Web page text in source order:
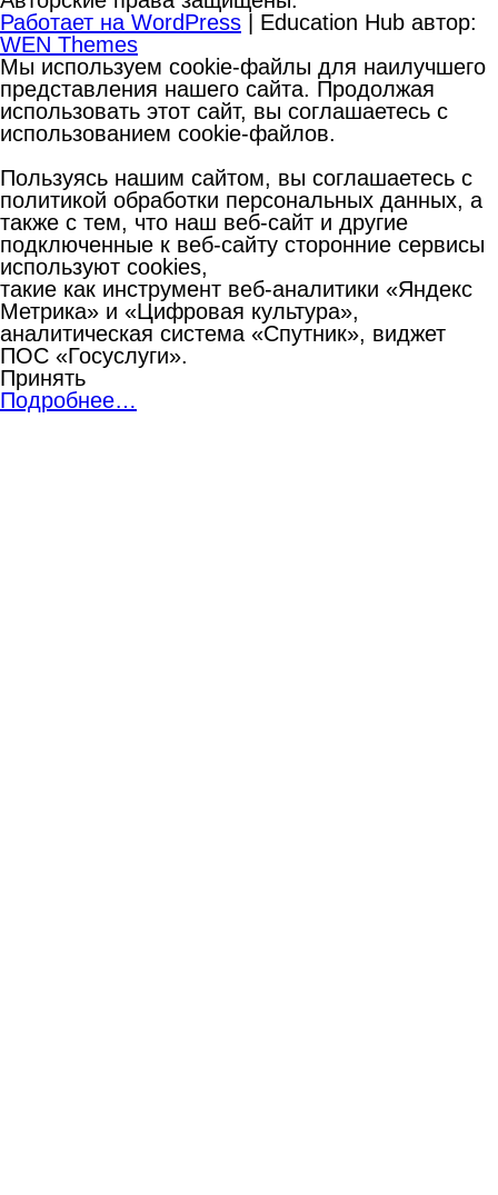
Работает на WordPress | Education Hub автор:
WEN Themes
Мы используем cookie-файлы для наилучшего
представления нашего сайта. Продолжая
использовать этот сайт, вы соглашаетесь с
использованием cookie-файлов.
Пользуясь нашим сайтом, вы соглашаетесь с
политикой обработки персональных данных, а
также с тем, что наш веб-сайт и другие
подключенные к веб-сайту сторонние сервисы
используют cookies,
такие как инструмент веб-аналитики «Яндекс
Метрика» и «Цифровая культура»,
аналитическая система «Спутник», виджет
ПОС «Госуслуги».
Принять
Подробнее…